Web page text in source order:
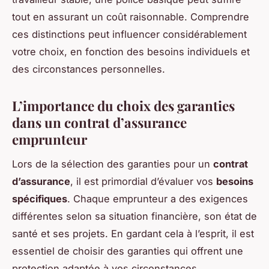
tout en assurant un coût raisonnable. Comprendre
ces distinctions peut influencer considérablement
votre choix, en fonction des besoins individuels et
des circonstances personnelles.
L’importance du choix des garanties
dans un contrat d’assurance
emprunteur
Lors de la sélection des garanties pour un contrat
d’assurance, il est primordial d’évaluer vos besoins
spécifiques. Chaque emprunteur a des exigences
différentes selon sa situation financière, son état de
santé et ses projets. En gardant cela à l’esprit, il est
essentiel de choisir des garanties qui offrent une